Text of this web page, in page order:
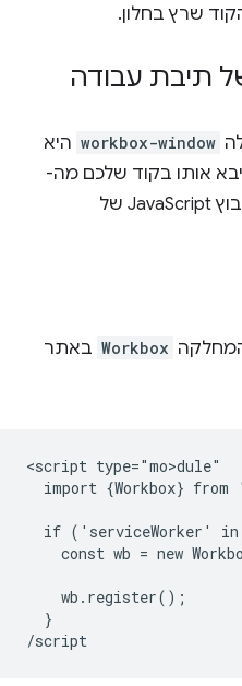
תיבת עבודה
workbox-window היא
אותו בקוד שלכם מה-
CDN שלנו או באמצעות כלי קיבוץ JavaScript של
Workbox באתר
<script type="mo>dule"
import {Workbox} from
if ('serviceWorker'
const wb = new
    wb.register();
  }